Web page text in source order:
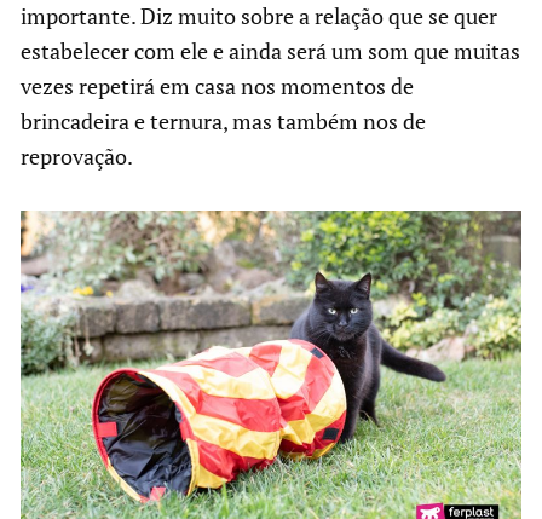
importante. Diz muito sobre a relação que se quer
estabelecer com ele e ainda será um som que muitas
vezes repetirá em casa nos momentos de
brincadeira e ternura, mas também nos de
reprovação.